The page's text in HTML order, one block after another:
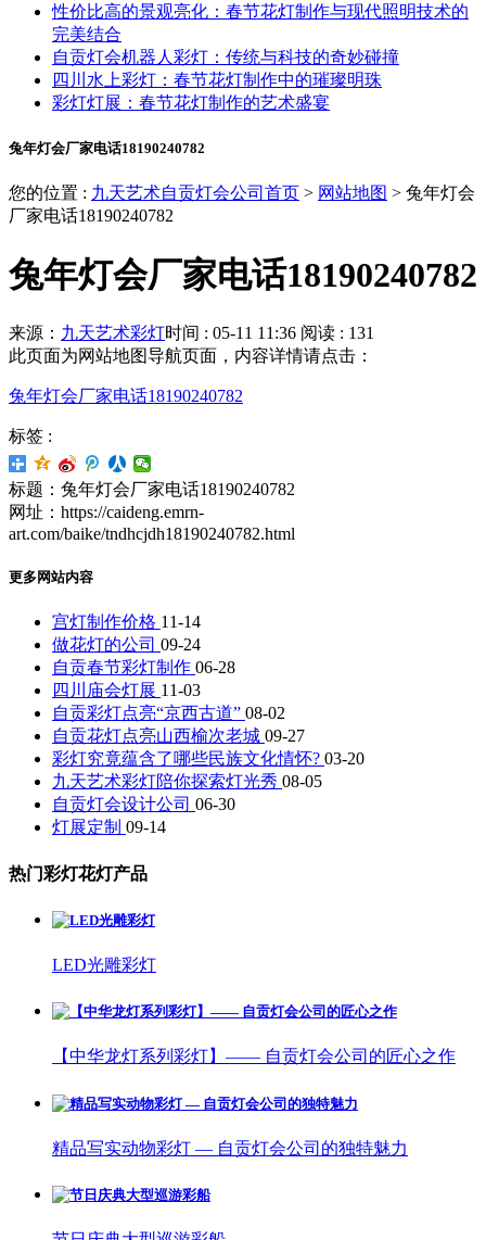
性价比高的景观亮化：春节花灯制作与现代照明技术的
完美结合
自贡灯会机器人彩灯：传统与科技的奇妙碰撞
四川水上彩灯：春节花灯制作中的璀璨明珠
彩灯灯展：春节花灯制作的艺术盛宴
兔年灯会厂家电话18190240782
您的位置 : 九天艺术自贡灯会公司首页 > 网站地图 > 兔年灯会
厂家电话18190240782
兔年灯会厂家电话18190240782
来源： 九天艺术彩灯时间 : 05-11 11:36 阅读 : 131
此页面为网站地图导航页面，内容详情请点击：
兔年灯会厂家电话18190240782
标签 :
标题：兔年灯会厂家电话18190240782
网址：https://caideng.emrn-
art.com/baike/tndhcjdh18190240782.html
更多网站内容
宫灯制作价格 11-14
做花灯的公司 09-24
自贡春节彩灯制作 06-28
四川庙会灯展 11-03
自贡彩灯点亮“京西古道” 08-02
自贡花灯点亮山西榆次老城 09-27
彩灯究竟蕴含了哪些民族文化情怀? 03-20
九天艺术彩灯陪你探索灯光秀 08-05
自贡灯会设计公司 06-30
灯展定制 09-14
热门彩灯花灯产品
LED光雕彩灯
【中华龙灯系列彩灯】—— 自贡灯会公司的匠心之作
精品写实动物彩灯 — 自贡灯会公司的独特魅力